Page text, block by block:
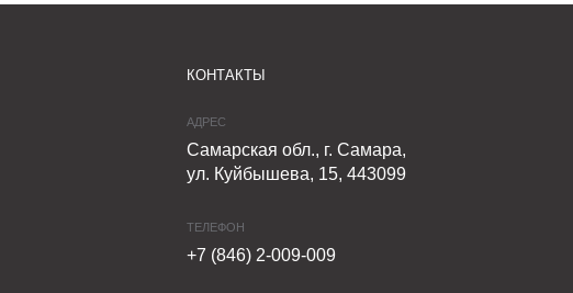
КОНТАКТЫ
АДРЕС
Самарская обл., г. Самара,
ул. Куйбышева, 15, 443099
ТЕЛЕФОН
+7 (846) 2-009-009